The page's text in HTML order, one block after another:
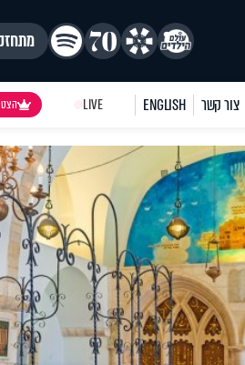
צור קשר ENGLISH
LIVE